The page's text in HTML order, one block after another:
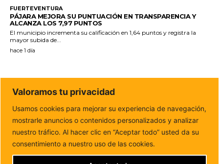
FUERTEVENTURA
PÁJARA MEJORA SU PUNTUACIÓN EN TRANSPARENCIA Y
ALCANZA LOS 7,97 PUNTOS
El municipio incrementa su calificación en 1,64 puntos y registra la
mayor subida de...
hace 1 día